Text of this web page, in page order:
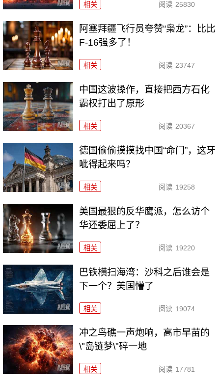
相关 阅读 25830
阿塞拜疆飞行员夸赞“枭龙”：比比
F-16强多了！
相关 阅读 23747
中国这波操作，直接把西方石化
霸权打出了原形
相关 阅读 20367
德国偷偷摸摸找中国“命门”，这牙
呲得起来吗？
相关 阅读 19258
美国最狠的反华鹰派，怎么访个
华还委屈上了？
相关 阅读 19220
巴铁横扫海湾：沙科之后谁会是
下一个？美国懵了
相关 阅读 19074
冲之鸟礁一声炮响，高市早苗的
\"岛链梦\"碎一地
相关 阅读 17781